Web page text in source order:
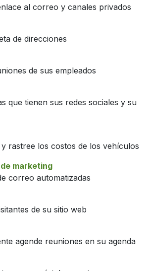
al correo y canales privados
de direcciones
de sus empleados
que tienen sus redes sociales y su
rastree los costos de los vehículos
marketing
correo automatizadas
de su sitio web
agende reuniones en su agenda